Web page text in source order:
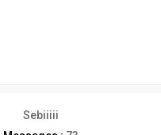
Sebiiiii